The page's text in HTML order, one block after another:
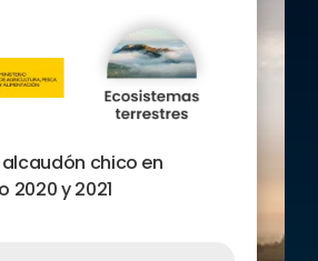
los antiguos
distribución de
en la provincia de
chico en
2020 y 2021